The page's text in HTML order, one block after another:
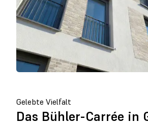
Gelebte Vielfalt
Das Bühler-Carrée in